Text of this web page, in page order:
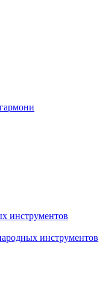
инструментов
инструментов